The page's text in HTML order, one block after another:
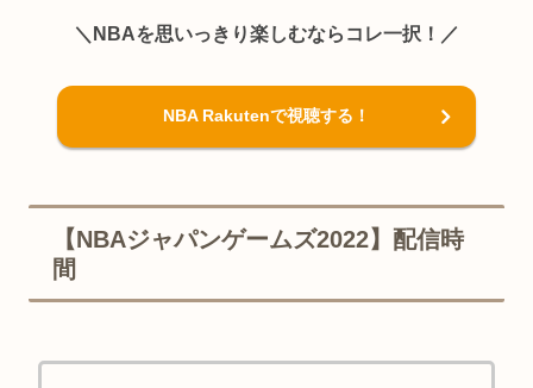
＼NBAを思いっきり楽しむならコレ一択！／
NBA Rakutenで視聴する！
【NBAジャパンゲームズ2022】配信時
間